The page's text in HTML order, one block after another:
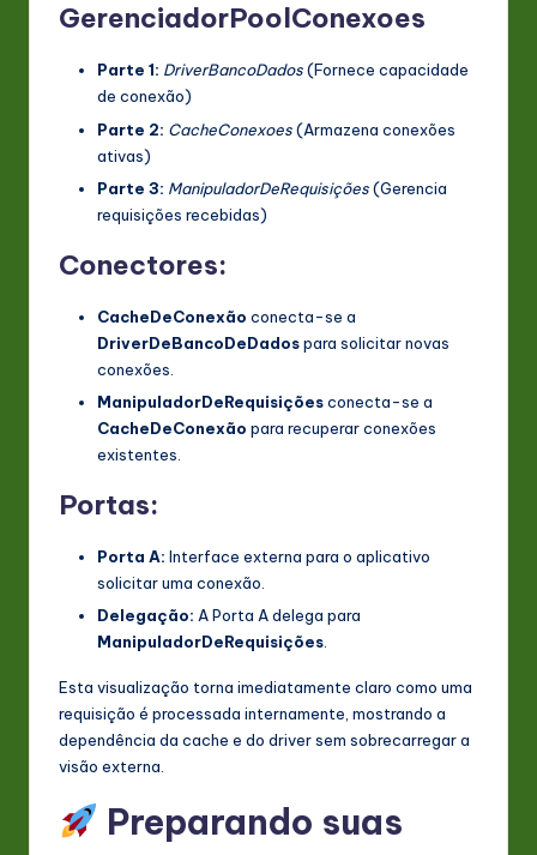
GerenciadorPoolConexoes
Parte 1: DriverBancoDados(Fornece capacidade
de conexão)
Parte 2: CacheConexoes(Armazena conexões
ativas)
Parte 3: ManipuladorDeRequisições(Gerencia
requisições recebidas)
Conectores:
CacheDeConexão conecta-se a
DriverDeBancoDeDadospara solicitar novas
conexões.
ManipuladorDeRequisiçõesconecta-se a
CacheDeConexão para recuperar conexões
existentes.
Portas:
Porta A: Interface externa para o aplicativo
solicitar uma conexão.
Delegação: A Porta A delega para
ManipuladorDeRequisições
Esta visualização torna imediatamente claro como uma
requisição é processada internamente, mostrando a
dependência da cache e do driver sem sobrecarregar a
visão externa.
Preparando suas